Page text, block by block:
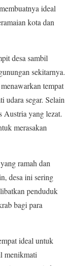
ideal
kota dan
desa sambil
sekitarnya.
tempat
udara segar. Selain
Austria yang lezat.
merasakan
ramah dan
desa ini sering
penduduk
bagi para
ideal untuk
menikmati